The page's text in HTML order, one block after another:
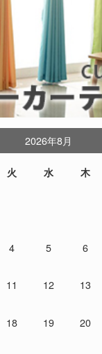
2026年8月
火 水 木
4 5 6
11 12 13
18 19 20